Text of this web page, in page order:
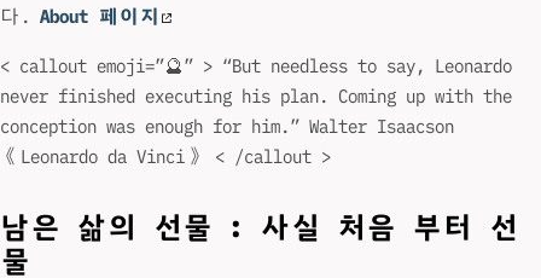
다. About 페이지
< callout emoji=”🔮” > “But needless to say, Leonardo
never finished executing his plan. Coming up with the
conception was enough for him.” Walter Isaacson
《Leonardo da Vinci》 < /callout >
남은 삶의 선물 : 사실 처음 부터 선
물